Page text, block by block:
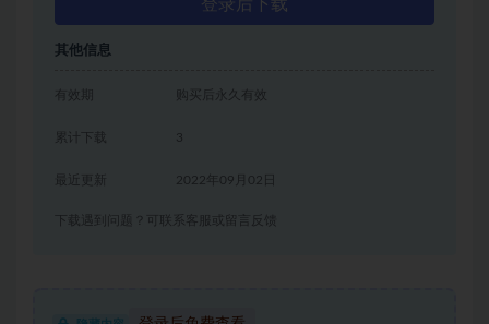
登录后下载
其他信息
有效期 购买后永久有效
累计下载 3
2022年09月02日
下载遇到问题？可联系客服或留言反馈